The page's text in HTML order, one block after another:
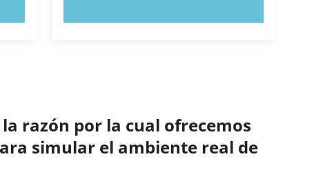
razón por la cual ofrecemos
simular el ambiente real de